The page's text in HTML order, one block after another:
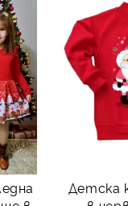
Детска